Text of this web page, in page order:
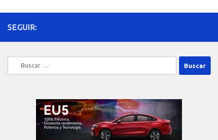
SEGUIR:
Buscar: